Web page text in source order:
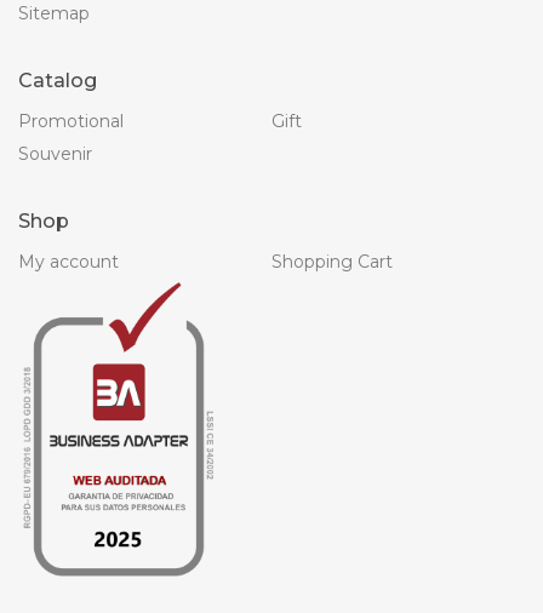
Sitemap
Catalog
Promotional
Gift
Souvenir
Shop
My account Shopping Cart